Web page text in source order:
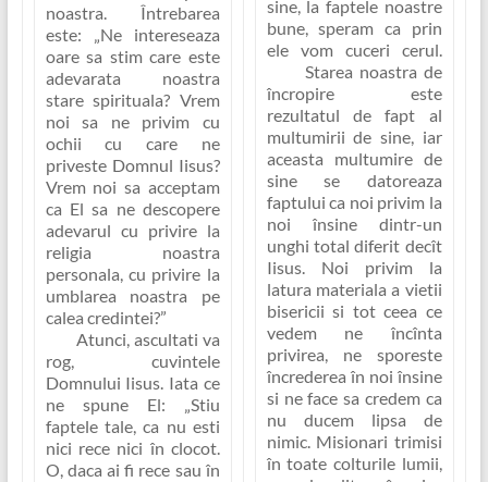
noastra. Întrebarea
este: „Ne intereseaza
oare sa stim care este
adevarata noastra
stare spirituala? Vrem
noi sa ne privim cu
ochii cu care ne
priveste Domnul Iisus?
Vrem noi sa acceptam
ca El sa ne descopere
adevarul cu privire la
religia noastra
personala, cu privire la
umblarea noastra pe
calea credintei?”
Atunci, ascultati va
rog, cuvintele
Domnului Iisus. Iata ce
ne spune El: „Stiu
faptele tale, ca nu esti
nici rece nici în clocot.
O, daca ai fi rece sau în
sine, la faptele noastre
bune, speram ca prin
ele vom cuceri cerul.
Starea noastra de
încropire este
rezultatul de fapt al
multumirii de sine, iar
aceasta multumire de
sine se datoreaza
faptului ca noi privim la
noi însine dintr-un
unghi total diferit decît
Iisus. Noi privim la
latura materiala a vietii
bisericii si tot ceea ce
vedem ne încînta
privirea, ne sporeste
încrederea în noi însine
si ne face sa credem ca
nu ducem lipsa de
nimic. Misionari trimisi
în toate colturile lumii,